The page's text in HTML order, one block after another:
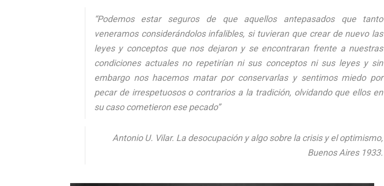
“Podemos estar seguros de que aquellos antepasados que tanto
veneramos considerándolos infalibles, si tuvieran que crear de nuevo las
leyes y conceptos que nos dejaron y se encontraran frente a nuestras
condiciones actuales no repetirían ni sus conceptos ni sus leyes y sin
embargo nos hacemos matar por conservarlas y sentimos miedo por
pecar de irrespetuosos o contrarios a la tradición, olvidando que ellos en
su caso cometieron ese pecado”
Antonio U. Vilar. La desocupación y algo sobre la crisis y el optimismo,
Buenos Aires 1933.